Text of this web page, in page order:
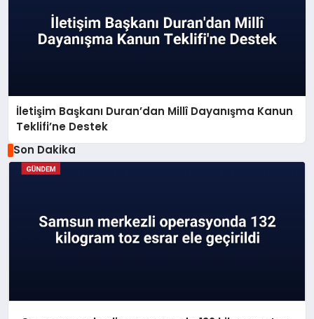
İletişim Başkanı Duran’dan Millî Dayanışma Kanun
Teklifi’ne Destek
Son Dakika